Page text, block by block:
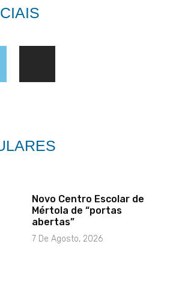
Novo Centro Escolar de
Mértola de “portas
abertas”
7 De Agosto, 2026